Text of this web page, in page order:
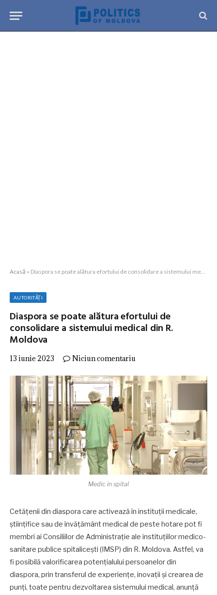
Acasă » Diaspora se poate alătura efortului de consolidare a sistemului medical din R. Moldova
AUTORITĂȚI
Diaspora se poate alătura efortului de
consolidare a sistemului medical din R.
Moldova
13 iunie 2023 Niciun comentariu
Medic in spital
Cetățenii din diaspora care activează în instituții medicale,
științifice sau de învățământ medical de peste hotare pot fi
membri ai Consiliilor de Administrație ale instituțiilor medico-
sanitare publice spitalicești (IMSP) din R. Moldova. Astfel, va
fi posibilă valorificarea potențialului persoanelor din
diaspora, prin transferul de experiențe, inovații și crearea de
punți, toate pentru dezvoltarea sistemului medical, anunță